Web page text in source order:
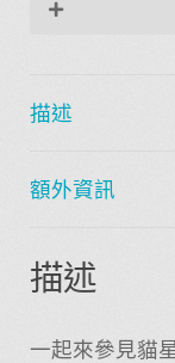
描述
額外資訊
描述
一起來參見貓